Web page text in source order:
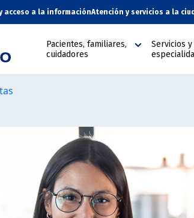
acceso a la informaciónAtención y servicios a la
Pacientes, familiares,
cuidadores
Servicios y